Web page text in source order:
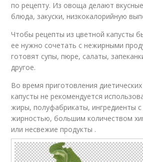
по рецепту. Из овоща делают
блюда, закуски, низкокалорийную
Чтобы рецепты из цветной капусты
ее нужно сочетать с нежирными
готовят супы, пюре, салаты,
другое.
Во время приготовления
капусты не рекомендуется
жиры, полуфабрикаты, ингредиенты
жирностью, большим количеством
или несвежие продукты .